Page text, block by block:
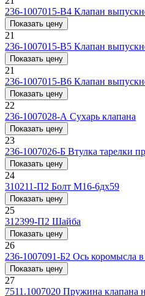
236-1007015-В4 Клапан
Показать цену
21
236-1007015-В5 Клапан
Показать цену
21
236-1007015-В6 Клапан
Показать цену
22
236-1007028-А Сухарь клапана
Показать цену
23
236-1007026-Б Втулка тарелки
Показать цену
24
310211-П2 Болт М16-6дх59
Показать цену
25
312399-П2 Шайба
Показать цену
26
236-1007091-Б2 Ось коромысла в
Показать цену
27
7511.1007020 Пружина клапана